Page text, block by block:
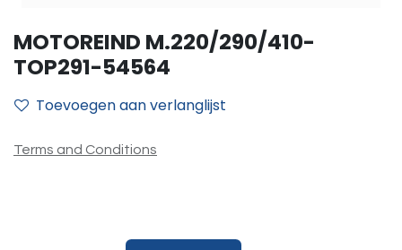
MOTOREIND M.220/290/410-
TOP291-54564
Toevoegen aan verlanglijst
Terms and Conditions